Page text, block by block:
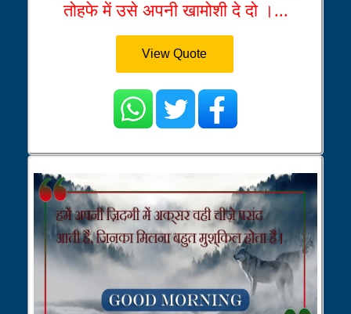
तोहफे में उसे अपनी खामोशी दे दो ।...
View Quote